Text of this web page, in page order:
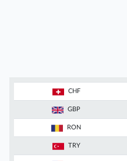
CHF
GBP
RON
TRY